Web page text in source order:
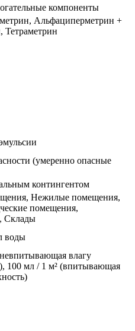
компоненты
Альфациперметрин +
Тетраметрин
(умеренно опасные
контингентом
Нежилые помещения,
помещения,
Склады
воды
влагу
100 мл / 1 м² (впитывающая